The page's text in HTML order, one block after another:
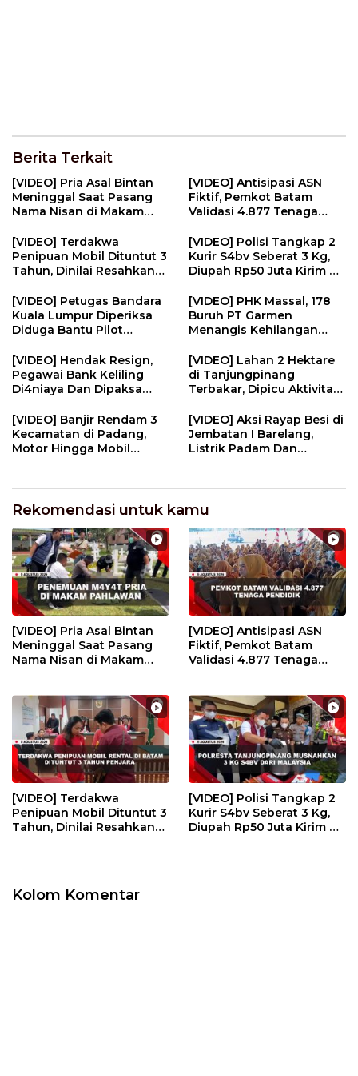
Berita Terkait
[VIDEO] Pria Asal Bintan
Meninggal Saat Pasang
Nama Nisan di Makam
[VIDEO] Antisipasi ASN
Fiktif, Pemkot Batam
Validasi 4.877 Tenaga
[VIDEO] Terdakwa
Penipuan Mobil Dituntut 3
Tahun, Dinilai Resahkan
[VIDEO] Polisi Tangkap 2
Kurir S4bv Seberat 3 Kg,
Diupah Rp50 Juta Kirim Ke
[VIDEO] Petugas Bandara
Kuala Lumpur Diperiksa
Diduga Bantu Pilot
NEWS
[VIDEO] PHK Massal, 178
Buruh PT Garmen
Menangis Kehilangan
[VIDEO] Hendak Resign,
Pegawai Bank Keliling
Di4niaya Dan Dipaksa
Kerja | U-NEWS
[VIDEO] Lahan 2 Hektare
di Tanjungpinang
Terbakar, Dipicu Aktivitas
NEWS
[VIDEO] Banjir Rendam 3
Kecamatan di Padang,
Motor Hingga Mobil
[VIDEO] Aksi Rayap Besi di
Jembatan I Barelang,
Listrik Padam Dan
Rekomendasi untuk kamu
[VIDEO] Pria Asal Bintan
Meninggal Saat Pasang
Nama Nisan di Makam
[VIDEO] Antisipasi ASN
Fiktif, Pemkot Batam
Validasi 4.877 Tenaga
[VIDEO] Terdakwa
Penipuan Mobil Dituntut 3
Tahun, Dinilai Resahkan
[VIDEO] Polisi Tangkap 2
Kurir S4bv Seberat 3 Kg,
Diupah Rp50 Juta Kirim Ke
Kolom Komentar